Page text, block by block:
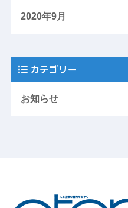
2020年9月
カテゴリー
お知らせ